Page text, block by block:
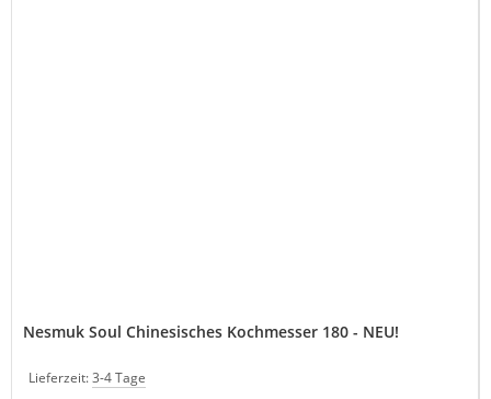
Nesmuk Soul Chinesisches Kochmesser 180 - NEU!
Lieferzeit:3-4 Tage